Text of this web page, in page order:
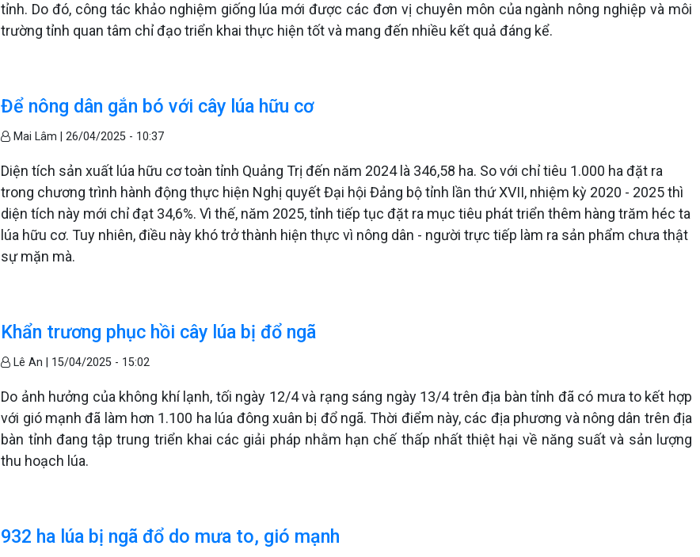
tỉnh. Do đó, công tác khảo nghiệm giống lúa mới được các đơn vị chuyên môn của ngành nông nghiệp và môi
trường tỉnh quan tâm chỉ đạo triển khai thực hiện tốt và mang đến nhiều kết quả đáng kể.
Để nông dân gắn bó với cây lúa hữu cơ
Mai Lâm |26/04/2025 - 10:37
Diện tích sản xuất lúa hữu cơ toàn tỉnh Quảng Trị đến năm 2024 là 346,58 ha. So với chỉ tiêu 1.000 ha đặt ra
trong chương trình hành động thực hiện Nghị quyết Đại hội Đảng bộ tỉnh lần thứ XVII, nhiệm kỳ 2020 - 2025 thì
diện tích này mới chỉ đạt 34,6%. Vì thế, năm 2025, tỉnh tiếp tục đặt ra mục tiêu phát triển thêm hàng trăm héc ta
lúa hữu cơ. Tuy nhiên, điều này khó trở thành hiện thực vì nông dân - người trực tiếp làm ra sản phẩm chưa thật
sự mặn mà.
Khẩn trương phục hồi cây lúa bị đổ ngã
Lê An | 15/04/2025 - 15:02
Do ảnh hưởng của không khí lạnh, tối ngày 12/4 và rạng sáng ngày 13/4 trên địa bàn tỉnh đã có mưa to kết hợp
với gió mạnh đã làm hơn 1.100 ha lúa đông xuân bị đổ ngã. Thời điểm này, các địa phương và nông dân trên địa
bàn tỉnh đang tập trung triển khai các giải pháp nhằm hạn chế thấp nhất thiệt hại về năng suất và sản lượng
thu hoạch lúa.
932 ha lúa bị ngã đổ do mưa to, gió mạnh